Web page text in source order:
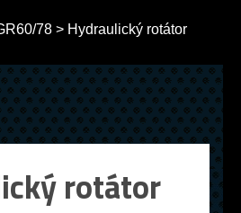
78 > Hydraulický rotátor
rotátor